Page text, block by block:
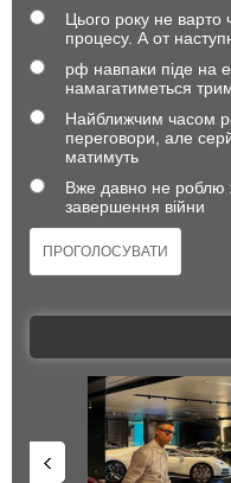
Цього року не варто
процесу. А от
рф навпаки піде на
намагатиметься
Найближчим часом
переговори, але
матимуть
Вже давно не роблю
завершення війни